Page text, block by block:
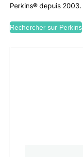
Perkins® depuis 2003.
Rechercher sur Perkins